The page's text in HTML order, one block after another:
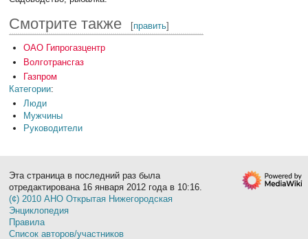
Смотрите также [править]
ОАО Гипрогазцентр
Волготрансгаз
Газпром
Категории:
Люди
Мужчины
Руководители
Эта страница в последний раз была
отредактирована 16 января 2012 года в 10:16.
(¢) 2010 АНО Открытая Нижегородская
Энциклопедия
Правила
Список авторов/участников